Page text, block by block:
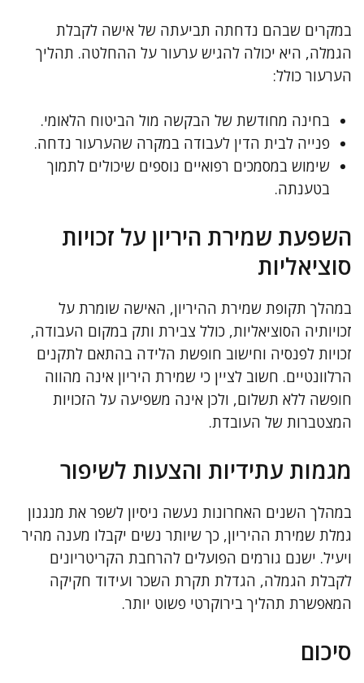
במקרים שבהם נדחתה תביעתה של אישה לקבלת
הגמלה, היא יכולה להגיש ערעור על ההחלטה. תהליך
הערעור כולל:
בחינה מחודשת של הבקשה מול הביטוח הלאומי.
פנייה לבית הדין לעבודה במקרה שהערעור נדחה.
שימוש במסמכים רפואיים נוספים שיכולים לתמוך
בטענתה.
השפעת שמירת היריון על זכויות
סוציאליות
במהלך תקופת שמירת ההיריון, האישה שומרת על
זכויותיה הסוציאליות, כולל צבירת ותק במקום העבודה,
זכויות לפנסיה וחישוב חופשת הלידה בהתאם לתקנים
הרלוונטיים. חשוב לציין כי שמירת היריון אינה מהווה
חופשה ללא תשלום, ולכן אינה משפיעה על הזכויות
המצטברות של העובדת.
מגמות עתידיות והצעות לשיפור
במהלך השנים האחרונות נעשה ניסיון לשפר את מנגנון
גמלת שמירת ההיריון, כך שיותר נשים יקבלו מענה מהיר
ויעיל. ישנם גורמים הפועלים להרחבת הקריטריונים
לקבלת הגמלה, הגדלת תקרת השכר ועידוד חקיקה
המאפשרת תהליך בירוקרטי פשוט יותר.
סיכום